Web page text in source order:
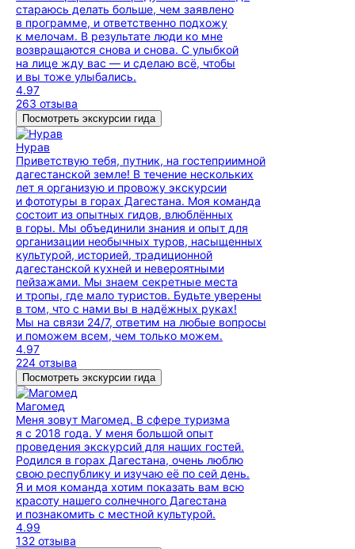
стараюсь делать больше, чем заявлено
в программе, и ответственно подхожу
к мелочам. В результате люди ко мне
возвращаются снова и снова. С улыбкой
на лице жду вас — и сделаю всё, чтобы
и вы тоже улыбались.
4.97
263 отзыва
Посмотреть экскурсии гида
Нурав
Приветствую тебя, путник, на гостеприимной
дагестанской земле! В течение нескольких
лет я организую и провожу экскурсии
и фототуры в горах Дагестана. Моя команда
состоит из опытных гидов, влюблённых
в горы. Мы объединили знания и опыт для
организации необычных туров, насыщенных
культурой, историей, традиционной
дагестанской кухней и невероятными
пейзажами. Мы знаем секретные места
и тропы, где мало туристов. Будьте уверены
в том, что с нами вы в надёжных руках!
Мы на связи 24/7, ответим на любые вопросы
и поможем всем, чем только можем.
4.97
224 отзыва
Посмотреть экскурсии гида
Магомед
Меня зовут Магомед. В сфере туризма
я с 2018 года. У меня большой опыт
проведения экскурсий для наших гостей.
Родился в горах Дагестана, очень люблю
свою республику и изучаю её по сей день.
Я и моя команда хотим показать вам всю
красоту нашего солнечного Дагестана
и познакомить с местной культурой.
4.99
132 отзыва